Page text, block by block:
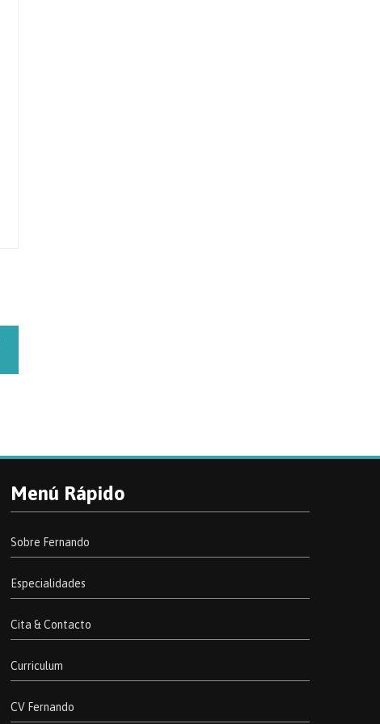
Menú Rápido
Sobre Fernando
Especialidades
Cita & Contacto
Curriculum
CV Fernando